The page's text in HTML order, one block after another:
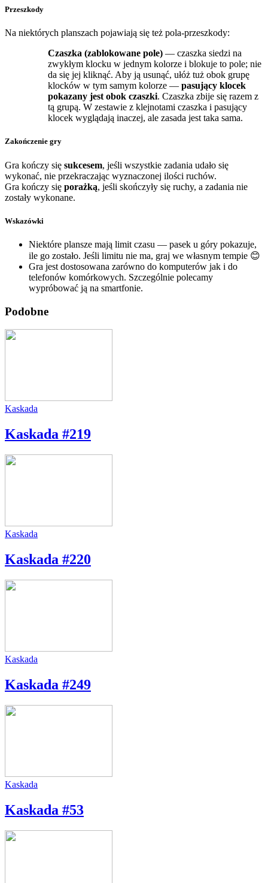
Przeszkody
Na niektórych planszach pojawiają się też pola-przeszkody:
Czaszka (zablokowane pole) — czaszka siedzi na
zwykłym klocku w jednym kolorze i blokuje to pole; nie
da się jej kliknąć. Aby ją usunąć, ułóż tuż obok grupę
klocków w tym samym kolorze — pasujący klocek
pokazany jest obok czaszki. Czaszka zbije się razem z
tą grupą. W zestawie z klejnotami czaszka i pasujący
klocek wyglądają inaczej, ale zasada jest taka sama.
Zakończenie gry
Gra kończy się sukcesem, jeśli wszystkie zadania udało się
wykonać, nie przekraczając wyznaczonej ilości ruchów.
Gra kończy się porażką, jeśli skończyły się ruchy, a zadania nie
zostały wykonane.
Wskazówki
Niektóre plansze mają limit czasu — pasek u góry pokazuje,
ile go zostało. Jeśli limitu nie ma, graj we własnym tempie 😊
Gra jest dostosowana zarówno do komputerów jak i do
telefonów komórkowych. Szczególnie polecamy
wypróbować ją na smartfonie.
Podobne
Kaskada
Kaskada #219
Kaskada
Kaskada #220
Kaskada
Kaskada #249
Kaskada
Kaskada #53